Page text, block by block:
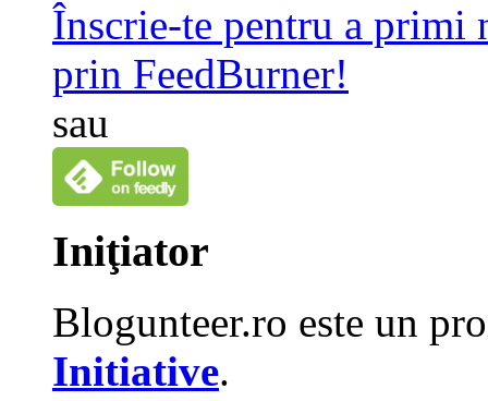
Înscrie-te pentru a primi
prin FeedBurner!
sau
Iniţiator
Blogunteer.ro este un
Initiative.